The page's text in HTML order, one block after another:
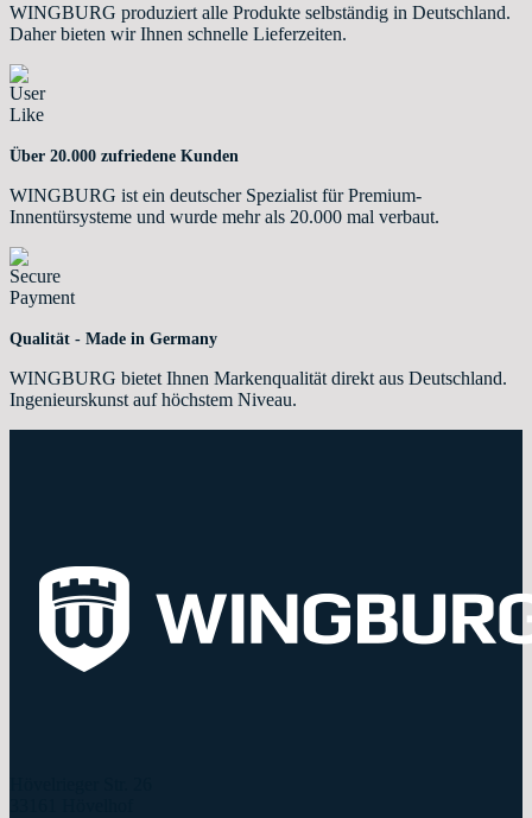
WINGBURG produziert alle Produkte selbständig in Deutschland.
Daher bieten wir Ihnen schnelle Lieferzeiten.
Über 20.000 zufriedene Kunden
WINGBURG ist ein deutscher Spezialist für Premium-
Innentürsysteme und wurde mehr als 20.000 mal verbaut.
Qualität - Made in Germany
WINGBURG bietet Ihnen Markenqualität direkt aus Deutschland.
Ingenieurskunst auf höchstem Niveau.